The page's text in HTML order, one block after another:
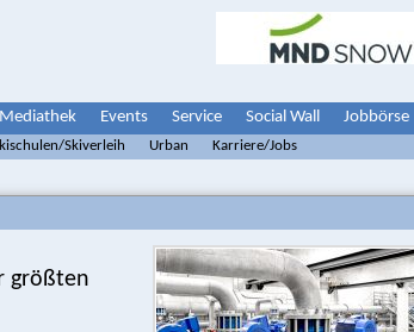
Mediathek Events Service Social Wall Jobbörse
Skiverleih Urban Karriere/Jobs
größten